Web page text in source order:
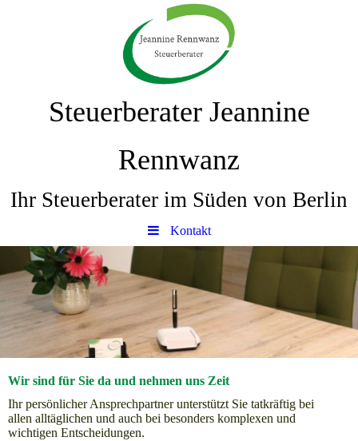
Steuerberater Jeannine
Rennwanz
Ihr Steuerberater im Süden von Berlin
Kontakt
Wir sind für Sie da und nehmen uns Zeit
Ihr persönlicher Ansprechpartner unterstützt Sie tatkräftig bei
allen alltäglichen und auch bei besonders komplexen und
wichtigen Entscheidungen.